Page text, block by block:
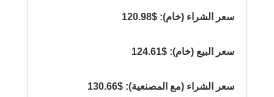
سعر الشراء (خام): $120.98
سعر البيع (خام): $124.61
سعر الشراء (مع المصنعية): $130.66